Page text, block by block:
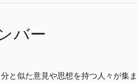
バー
と似た意見や思想を持つ人々が集ま